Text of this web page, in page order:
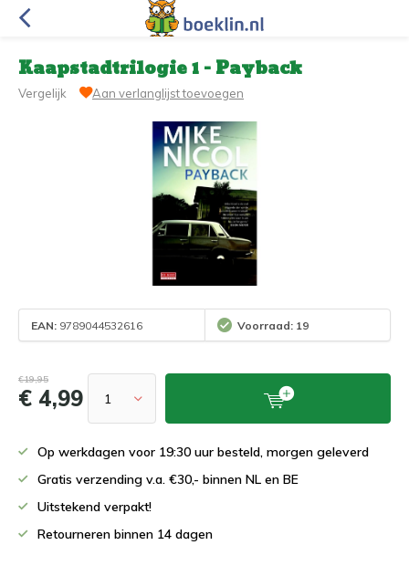
Kaapstadtrilogie 1 - Payback
Vergelijk Aan verlanglijst toevoegen
EAN: 9789044532616 Voorraad: 19
€19,95
€ 4,99
Op werkdagen voor 19:30 uur besteld, morgen geleverd
Gratis verzending v.a. €30,- binnen NL en BE
Uitstekend verpakt!
Retourneren binnen 14 dagen